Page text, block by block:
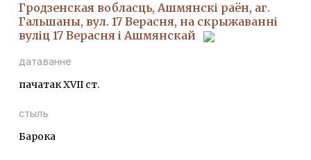
Гродзенская вобласць, Ашмянскі раён, аг.
Гальшаны, вул. 17 Верасня, на скрыжаванні
вуліц 17 Верасня і Ашмянскай
датаванне
пачатак XVII ст.
стыль
Барока